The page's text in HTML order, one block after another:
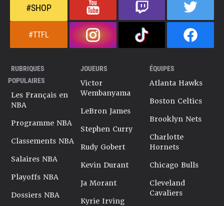
#SHOP
#TTFL
RUBRIQUES
POPULAIRES
Les Français en
NBA
Programme NBA
Classements NBA
Salaires NBA
Playoffs NBA
Dossiers NBA
JOUEURS
Victor
Wembanyama
LeBron James
Stephen Curry
Rudy Gobert
Kevin Durant
Ja Morant
Kyrie Irving
ÉQUIPES
Atlanta Hawks
Boston Celtics
Brooklyn Nets
Charlotte
Hornets
Chicago Bulls
Cleveland
Cavaliers